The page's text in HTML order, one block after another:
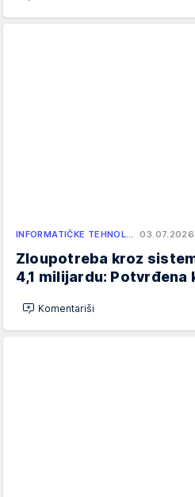
INFORMATIČKE TEHNOL… 03.07.2026.
Zloupotreba kroz
4,1 milijardu: Potvrđena
Komentariši